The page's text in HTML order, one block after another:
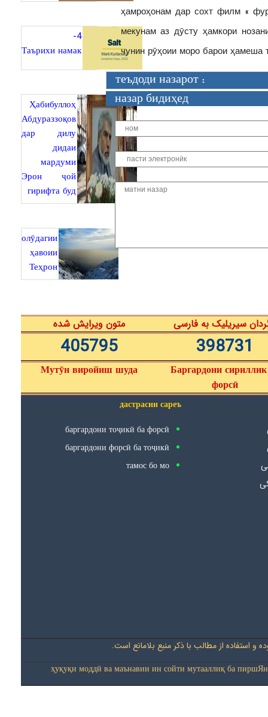
4-
Таърихи намак
Ҳабибуллоҳ
Абдураззоқов
дар дилу
дидаи
мардуми
Эрон ҷой
гирифта буд
олӯдагии
ҳавоии
Теҳрон
ҳамроҳонам дар сохт филм «
мекунам аз дӯсту ҳамкори
чунин рӯҳоии моро барои ҳамеша
теъдоди назарот :
назар бидиҳед
سیریلیک به فارسی متون ویرایش شده
398731
405795
Баргардони
форсӣ
Мутӯн виройиш шуда
дастрасии сареъ
баргардони тоҷикӣ ба форсӣ
баргардони форсӣ ба тоҷикӣ
тамос бо мо
استفاده از مطالب با ذکر منبع بلامانع است.
ҳуқуқи моддӣ ва маънавии ин сойти мутааллиқ ба